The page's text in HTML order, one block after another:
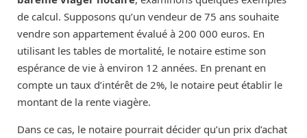
de calcul. Supposons qu’un vendeur de 75 ans souhaite
vendre son appartement évalué à 200 000 euros. En
utilisant les tables de mortalité, le notaire estime son
espérance de vie à environ 12 années. En prenant en
compte un taux d’intérêt de 2%, le notaire peut établir le
montant de la rente viagère.
Dans ce cas, le notaire pourrait décider qu’un prix d’achat